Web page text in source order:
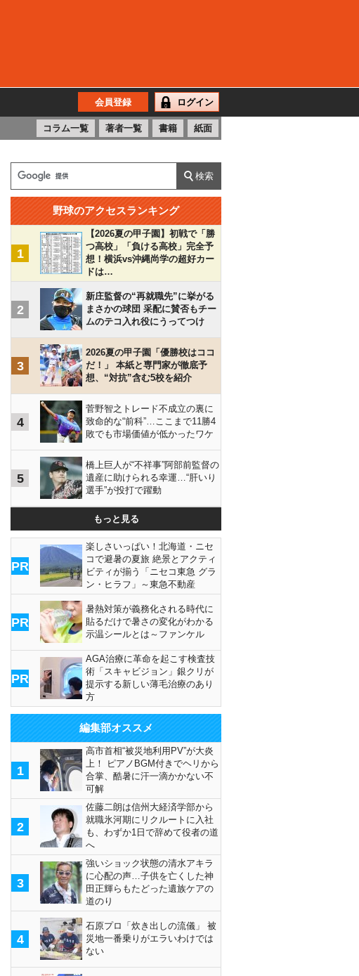
会員登録 ログイン
コラム一覧 著者一覧 書籍 紙面
野球のアクセスランキング
1
【2026夏の甲子園】初戦で「勝
つ高校」「負ける高校」完全予
想！横浜vs沖縄尚学の超好カー
ドは…
2
新庄監督の“再就職先”に挙がる
まさかの球団 采配に賛否もチー
ムのテコ入れ役にうってつけ
3
2026夏の甲子園「優勝校はココ
だ！」 本紙と専門家が徹底予
想、“対抗”含む5校を紹介
4
菅野智之トレード不成立の裏に
致命的な“前科”…ここまで11勝4
敗でも市場価値が低かったワケ
5
橋上巨人が“不祥事”阿部前監督の
遺産に助けられる幸運…“肝いり
選手”が投打で躍動
もっと見る
PR
楽しさいっぱい！北海道・ニセ
コで避暑の夏旅 絶景とアクティ
ビティが揃う「ニセコ東急 グラ
ン・ヒラフ」～東急不動産
PR
暑熱対策が義務化される時代に
貼るだけで暑さの変化がわかる
示温シールとは～ファンケル
PR
AGA治療に革命を起こす検査技
術「スキャビジョン」銀クリが
提示する新しい薄毛治療のあり
方
編集部オススメ
1
高市首相“被災地利用PV”が大炎
上！ ピアノBGM付きでヘリから
合掌、酷暑に汗一滴かかない不
可解
2
佐藤二朗は信州大経済学部から
就職氷河期にリクルートに入社
も、わずか1日で辞めて役者の道
へ
3
強いショック状態の清水アキラ
に心配の声…子供を亡くした神
田正輝らもたどった遺族ケアの
道のり
4
石原プロ「炊き出しの流儀」 被
災地一番乗りがエラいわけでは
ない